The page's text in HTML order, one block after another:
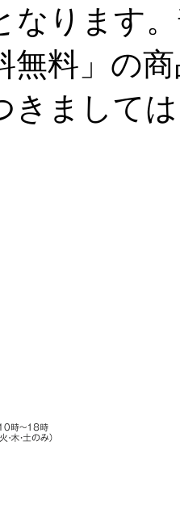
なります
無料」の
きまして